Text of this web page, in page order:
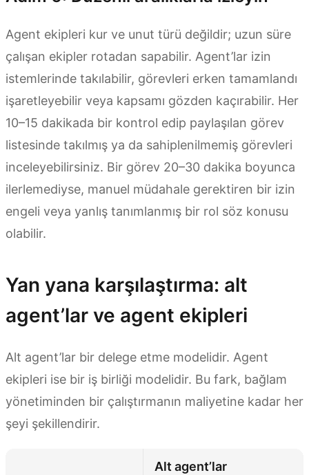
Agent ekipleri kur ve unut türü değildir; uzun süre
çalışan ekipler rotadan sapabilir. Agent’lar izin
istemlerinde takılabilir, görevleri erken tamamlandı
işaretleyebilir veya kapsamı gözden kaçırabilir. Her
10–15 dakikada bir kontrol edip paylaşılan görev
listesinde takılmış ya da sahiplenilmemiş görevleri
inceleyebilirsiniz. Bir görev 20–30 dakika boyunca
ilerlemediyse, manuel müdahale gerektiren bir izin
engeli veya yanlış tanımlanmış bir rol söz konusu
olabilir.
Yan yana karşılaştırma: alt
agent’lar ve agent ekipleri
Alt agent’lar bir delege etme modelidir. Agent
ekipleri ise bir iş birliği modelidir. Bu fark, bağlam
yönetiminden bir çalıştırmanın maliyetine kadar her
şeyi şekillendirir.
Alt agent’lar